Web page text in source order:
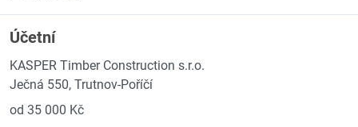
Účetní
KASPER Timber Construction s.r.o.
Ječná 550, Trutnov-Poříčí
od 35 000 Kč